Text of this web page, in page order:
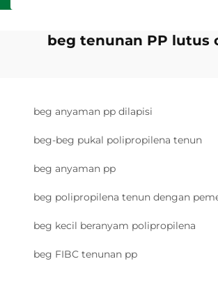
beg tenunan PP lutus
beg anyaman pp dilapisi
beg-beg pukal polipropilena tenun
beg anyaman pp
beg polipropilena tenun dengan
beg kecil beranyam polipropilena
beg FIBC tenunan pp